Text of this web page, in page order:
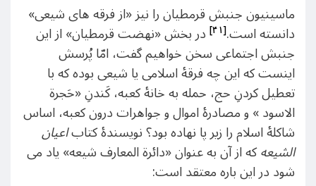
ماسینیون جنبش قرمطیان را نیز «از فرقه های شیعی»
دانسته است.[۴۱] در بخش «نهضت قرمطیان» از این
جنبش اجتماعی سخن خواهیم گفت، امّا پُرسش
اینست که این چه فرقۀ اسلامی یا شیعی بوده که با
تعطیل کردنِ حج، حمله به خانۀ کعبه، کَندنِ «حَجرة
الاسود » و مصادرۀ اموال و جواهرات درون کعبه، اساس
شاکلۀ اسلام را زیر پا نهاده بود؟ نویسندۀ کتاباعیان
الشیعهکه از آن به عنوان «دائرة المعارف شیعه» یاد می
شود در این باره معتقد است: